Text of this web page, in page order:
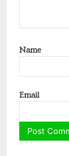
Name
Email